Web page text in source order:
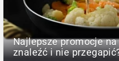
Najlepsze promocje
znaleźć i nie